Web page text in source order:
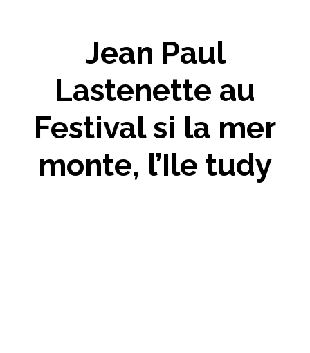
Jean Paul
Lastenette au
Festival si la mer
monte, l’Ile tudy